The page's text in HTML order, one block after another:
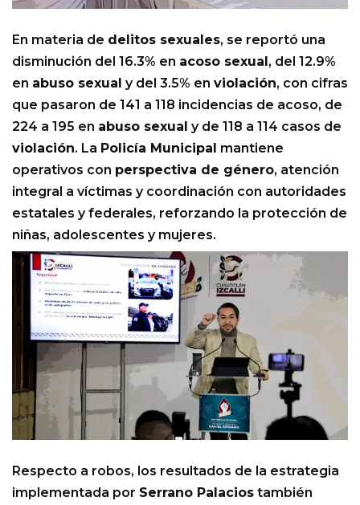
En materia de delitos sexuales, se reportó una
disminución del 16.3% en acoso sexual , del 12.9%
en abuso sexual y del 3.5% en violación, con cifras
que pasaron de 141 a 118 incidencias de acoso, de
224 a 195 en abuso sexual y de 118 a 114 casos de
violación. La Policía Municipal mantiene
operativos con perspectiva de género, atención
integral a víctimas y coordinación con autoridades
estatales y federales, reforzando la protección de
niñas, adolescentes y mujeres.
Respecto a robos, los resultados de la estrategia
implementada por Serrano Palacios también